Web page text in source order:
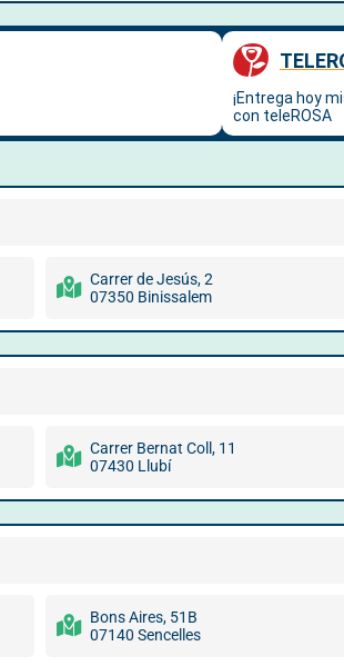
Carrer de Jesús, 2
07350 Binissalem
Carrer Bernat Coll, 11
07430 Llubí
Bons Aires, 51B
07140 Sencelles